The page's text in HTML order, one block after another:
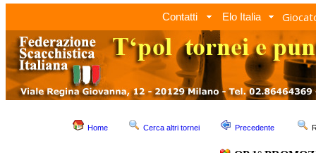
Contatti Elo Italia
Home Cerca altri tornei Precedente